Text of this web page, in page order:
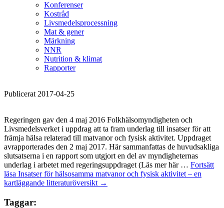
Konferenser
Kostråd
Livsmedelsprocessning
Mat & gener
Märkning
NNR
Nutrition & klimat
Rapporter
Publicerat 2017-04-25
Regeringen gav den 4 maj 2016 Folkhälsomyndigheten och
Livsmedelsverket i uppdrag att ta fram underlag till insatser för att
främja hälsa relaterad till matvanor och fysisk aktivitet. Uppdraget
avrapporterades den 2 maj 2017. Här sammanfattas de huvudsakliga
slutsatserna i en rapport som utgjort en del av myndigheternas
underlag i arbetet med regeringsuppdraget (Läs mer här … Fortsätt
läsa Insatser för hälsosamma matvanor och fysisk aktivitet – en
kartläggande litteraturöversikt →
Taggar: